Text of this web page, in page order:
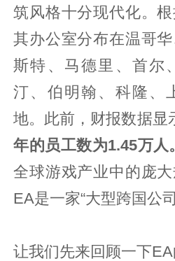
筑风格十分现代化。
其办公室分布在温哥
斯特、马德里、首尔
汀、伯明翰、科隆、
地。此前，财报数据显
年的员工数为1.45万人
全球游戏产业中的庞
EA是一家“大型跨国公司
让我们先来回顾一下EA